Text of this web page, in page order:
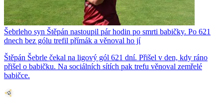
Šebrleho syn Štěpán nastoupil pár hodin po smrti babičky. Po 621
dnech bez gólu trefil přímák a věnoval ho jí
Štěpán Šebrle čekal na ligový gól 621 dní. Přišel v den, kdy ráno
přišel o babičku. Na sociálních sítích pak trefu věnoval zemřelé
babičce.